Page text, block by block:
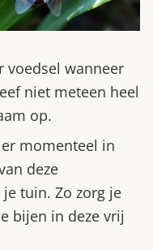
voedsel wanneer
niet meteen heel
op.
momenteel in
deze
tuin. Zo zorg je
bijen in deze vrij